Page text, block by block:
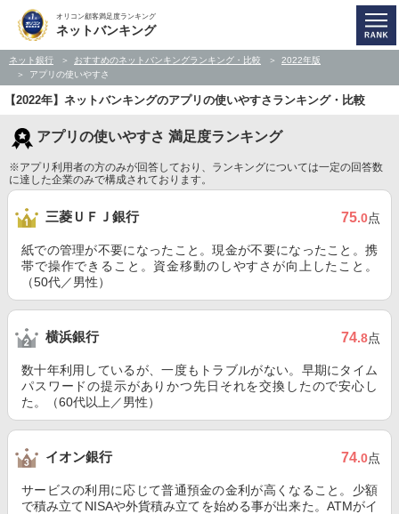
オリコン顧客満足度ランキング
ネットバンキング
ネット銀行 おすすめのネットバンキングランキング・比較
2022年版
アプリの使いやすさ
【2022年】ネットバンキングのアプリの使いやすさランキング・比較
アプリの使いやすさ 満足度ランキング
※アプリ利用者の方のみが回答しており、ランキングについては一定の回答数
に達した企業のみで構成されております。
三菱ＵＦＪ銀行 75.0点
紙での管理が不要になったこと。現金が不要になったこと。携
帯で操作できること。資金移動のしやすさが向上したこと。
（50代／男性）
横浜銀行 74.8点
数十年利用しているが、一度もトラブルがない。早期にタイム
パスワードの提示がありかつ先日それを交換したので安心し
た。（60代以上／男性）
イオン銀行 74.0点
サービスの利用に応じて普通預金の金利が高くなること。少額
で積み立てNISAや外貨積み立てを始める事が出来た。ATMがイ